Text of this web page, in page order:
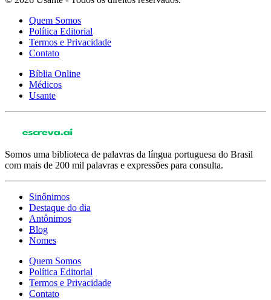
Quem Somos
Política Editorial
Termos e Privacidade
Contato
Bíblia Online
Médicos
Usante
Somos uma biblioteca de palavras da língua portuguesa do Brasil
com mais de 200 mil palavras e expressões para consulta.
Sinônimos
Destaque do dia
Antônimos
Blog
Nomes
Quem Somos
Política Editorial
Termos e Privacidade
Contato